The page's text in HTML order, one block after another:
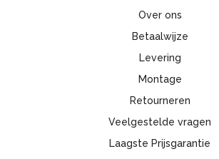
Over ons
Betaalwijze
Levering
Montage
Retourneren
Veelgestelde vragen
Laagste Prijsgarantie